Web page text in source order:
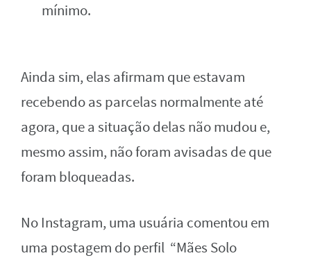
mínimo.
Ainda sim, elas afirmam que estavam
recebendo as parcelas normalmente até
agora, que a situação delas não mudou e,
mesmo assim, não foram avisadas de que
foram bloqueadas.
No Instagram, uma usuária comentou em
uma postagem do perfil “Mães Solo